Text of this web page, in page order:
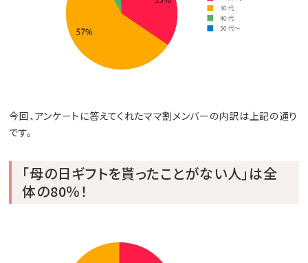
今回、アンケートに答えてくれたママ割メンバーの内訳は上記の通り
です。
「母の日ギフトを貰ったことがない人」は全
体の80％！